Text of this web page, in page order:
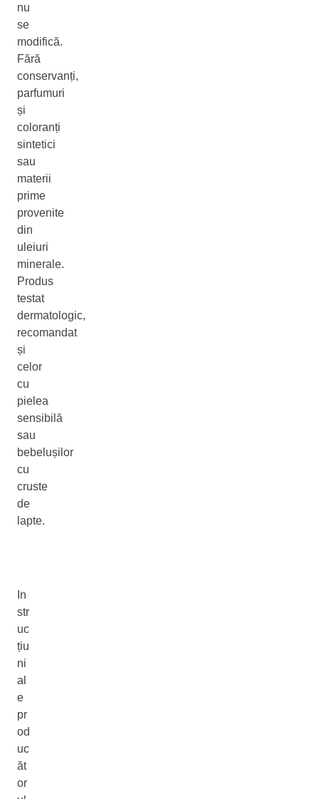
nu
se
modifică.
Fără
conservanți,
parfumuri
și
coloranți
sintetici
sau
materii
prime
provenite
din
uleiuri
minerale.
Produs
testat
dermatologic,
recomandat
și
celor
cu
pielea
sensibilă
sau
bebelușilor
cu
cruste
de
lapte.
In
str
uc
țiu
ni
al
e
pr
od
uc
ăt
or